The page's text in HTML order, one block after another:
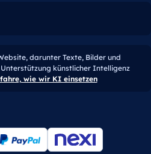
darunter Texte, Bilder und
künstlicher Intelligenz
wie wir KI einsetzen